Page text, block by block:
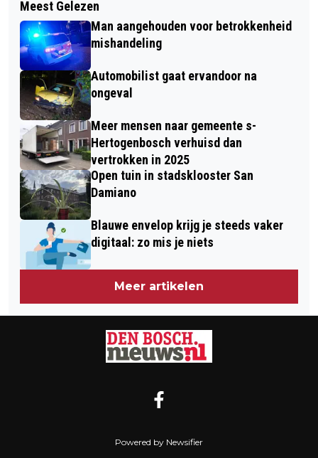
SNELLER NAAR HUIS DOOR
MAKKELIJKER OPHALEN PIJNBOXEN
ALZHEIMER CAFÉ IN ’S-
HERTOGENBOSCH OP MAANDAG 10
JUNI
Meest Gelezen
Man aangehouden voor betrokkenheid
mishandeling
Automobilist gaat ervandoor na
ongeval
Meer mensen naar gemeente s-
Hertogenbosch verhuisd dan
vertrokken in 2025
Open tuin in stadsklooster San
Damiano
Blauwe envelop krijg je steeds vaker
digitaal: zo mis je niets
Meer artikelen
Powered by Newsifier